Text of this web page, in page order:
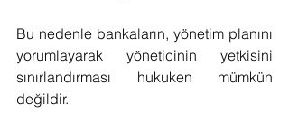
Bu nedenle bankaların, yönetim planını
yorumlayarak yöneticinin yetkisini
sınırlandırması hukuken mümkün
değildir.